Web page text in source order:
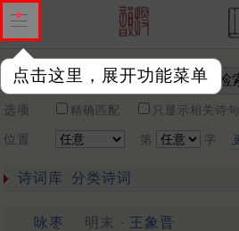
点击这里，展开功能菜单
关键词
选项 精确匹配 只显示相关诗句
位置 第 字
诗词库 分类诗词
咏枣 明末 · 王象晋